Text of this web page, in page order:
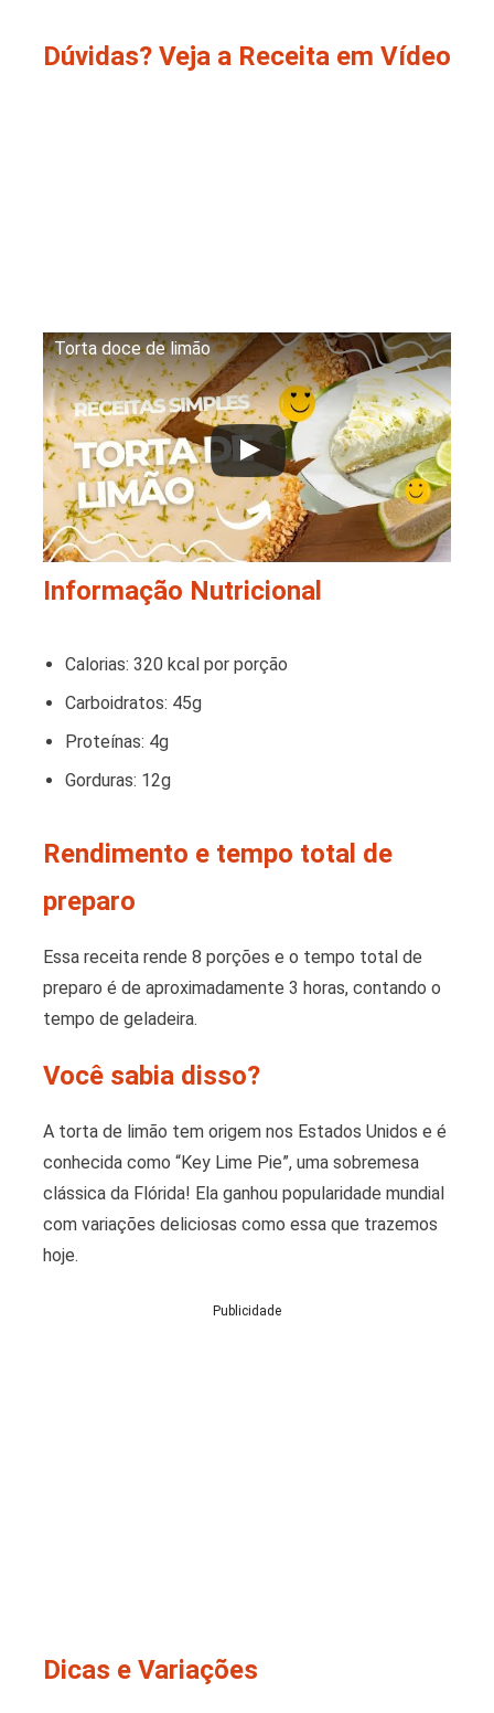
Dúvidas? Veja a Receita em Vídeo
Torta doce de limão
Informação Nutricional
Calorias: 320 kcal por porção
Carboidratos: 45g
Proteínas: 4g
Gorduras: 12g
Rendimento e tempo total de
preparo
Essa receita rende 8 porções e o tempo total de
preparo é de aproximadamente 3 horas, contando o
tempo de geladeira.
Você sabia disso?
A torta de limão tem origem nos Estados Unidos e é
conhecida como “Key Lime Pie”, uma sobremesa
clássica da Flórida! Ela ganhou popularidade mundial
com variações deliciosas como essa que trazemos
hoje.
Publicidade
Dicas e Variações